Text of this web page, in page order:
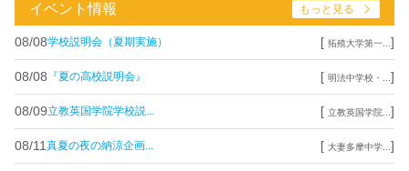
イベント情報 もっと見る
08/08学校説明会（夏期実施） [ 拓殖大学第一... ]
08/08 『夏の高校説明会』 [ 明法中学校・... ]
08/09立教英国学院学校説... [ 立教英国学院... ]
08/11 真夏の夜の納涼企画... [ 大妻多摩中学... ]